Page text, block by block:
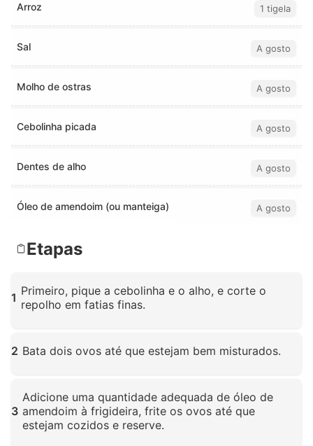
Arroz 1 tigela
Sal A gosto
Molho de ostras A gosto
Cebolinha picada A gosto
Dentes de alho A gosto
Óleo de amendoim (ou manteiga) A gosto
Etapas
1 Primeiro, pique a cebolinha e o alho, e corte o
repolho em fatias finas.
2 Bata dois ovos até que estejam bem misturados.
3
Adicione uma quantidade adequada de óleo de
amendoim à frigideira, frite os ovos até que
estejam cozidos e reserve.